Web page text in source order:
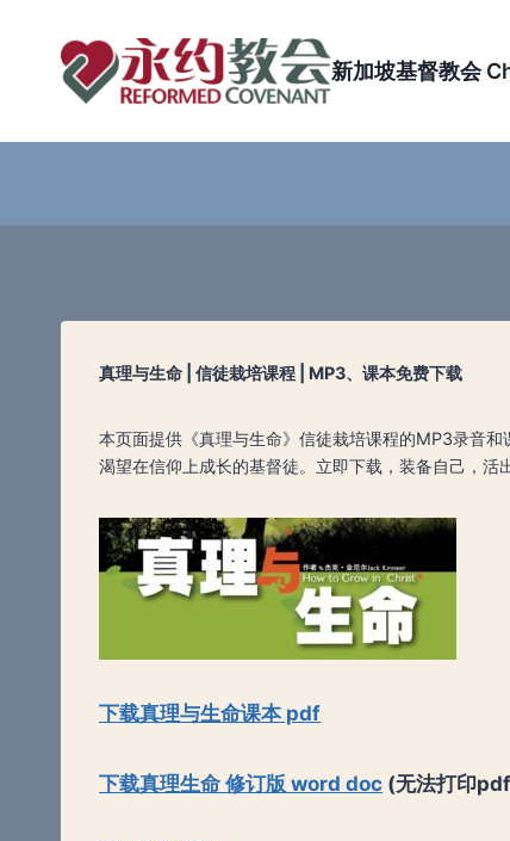
content
新加坡基督教会
真理与生命 | 信徒栽培课程 | MP3、课本免费下载
本页面提供《真理与生命》信徒栽培课程的MP3录音
渴望在信仰上成长的基督徒。立即下载，装备自己，活
下载真理与生命课本 pdf
下载真理生命 修订版 word doc (无法打印